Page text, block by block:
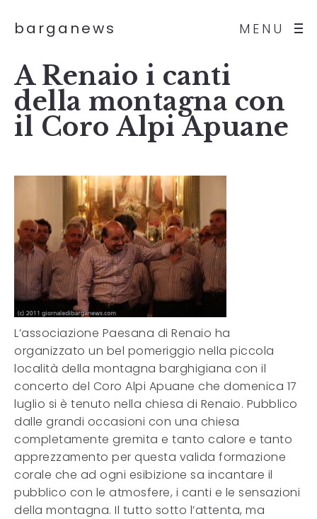
MENU
barganews
A Renaio i canti
della montagna con
il Coro Alpi Apuane
L’associazione Paesana di Renaio ha
organizzato un bel pomeriggio nella piccola
località della montagna barghigiana con il
concerto del Coro Alpi Apuane che domenica 17
luglio si è tenuto nella chiesa di Renaio. Pubblico
dalle grandi occasioni con una chiesa
completamente gremita e tanto calore e tanto
apprezzamento per questa valida formazione
corale che ad ogni esibizione sa incantare il
pubblico con le atmosfere, i canti e le sensazioni
della montagna. Il tutto sotto l’attenta, ma